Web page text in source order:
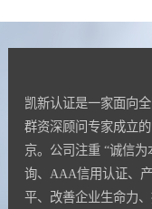
凯新认证是一家面向
群资深顾问专家成立
京。公司注重 “诚信
询、AAA信用认证、
平、改善企业生命力